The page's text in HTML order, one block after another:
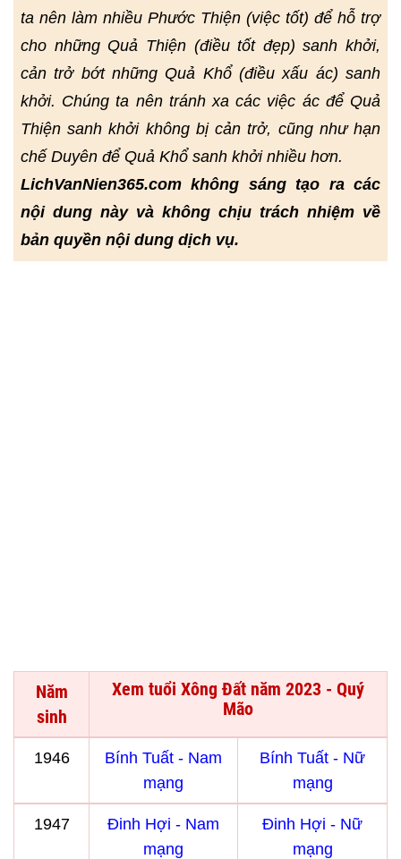
ta nên làm nhiều Phước Thiện (việc tốt) để hỗ trợ
cho những Quả Thiện (điều tốt đẹp) sanh khởi,
cản trở bớt những Quả Khổ (điều xấu ác) sanh
khởi. Chúng ta nên tránh xa các việc ác để Quả
Thiện sanh khởi không bị cản trở, cũng như hạn
chế Duyên để Quả Khổ sanh khởi nhiều hơn.
LichVanNien365.com không sáng tạo ra các
nội dung này và không chịu trách nhiệm về
bản quyền nội dung dịch vụ.
Năm
sinh
Xem tuổi Xông Đất năm 2023 - Quý
Mão
1946
Bính Tuất - Nam
mạng
Bính Tuất - Nữ
mạng
1947
Đinh Hợi - Nam
mạng
Đinh Hợi - Nữ
mạng